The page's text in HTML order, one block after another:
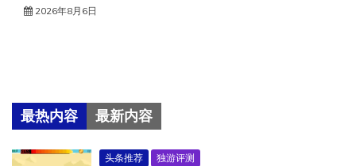
2026年8月6日
最热内容 最新内容
头条推荐 独游评测